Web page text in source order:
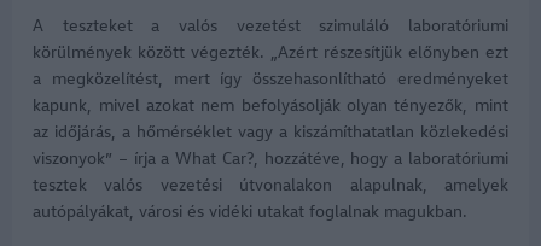
A teszteket a valós vezetést szimuláló laboratóriumi
körülmények között végezték. „Azért részesítjük előnyben ezt
a megközelítést, mert így összehasonlítható eredményeket
kapunk, mivel azokat nem befolyásolják olyan tényezők, mint
az időjárás, a hőmérséklet vagy a kiszámíthatatlan közlekedési
viszonyok” – írja a What Car?, hozzátéve, hogy a laboratóriumi
tesztek valós vezetési útvonalakon alapulnak, amelyek
autópályákat, városi és vidéki utakat foglalnak magukban.